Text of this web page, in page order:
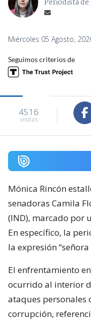
Miércoles 05 Agosto,
Seguimos criterios de
4516
visitas
Mónica Rincón
senadoras Camila
(IND), marcado por
En específico, la
la expresión
El enfrentamiento
ocurrido al interior
ataques personales
corrupción,